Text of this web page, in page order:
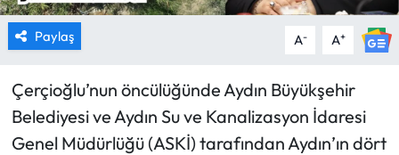
Paylaş A- A+
Çerçioğlu’nun öncülüğünde Aydın Büyükşehir
Belediyesi ve Aydın Su ve Kanalizasyon İdaresi
Genel Müdürlüğü (ASKİ) tarafından Aydın’ın dört
RESMİ İLANLAR
HABER İLAN